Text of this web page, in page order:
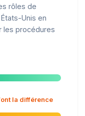
rôles de
Unis en
les procédures
la différence